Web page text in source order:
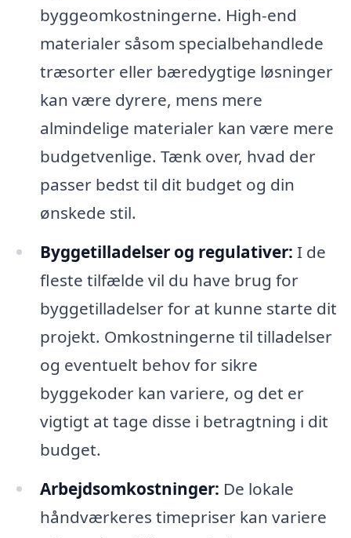
byggeomkostningerne. High-end
materialer såsom specialbehandlede
træsorter eller bæredygtige løsninger
kan være dyrere, mens mere
almindelige materialer kan være mere
budgetvenlige. Tænk over, hvad der
passer bedst til dit budget og din
ønskede stil.
Byggetilladelser og regulativer: I de
fleste tilfælde vil du have brug for
byggetilladelser for at kunne starte dit
projekt. Omkostningerne til tilladelser
og eventuelt behov for sikre
byggekoder kan variere, og det er
vigtigt at tage disse i betragtning i dit
budget.
Arbejdsomkostninger: De lokale
håndværkeres timepriser kan variere